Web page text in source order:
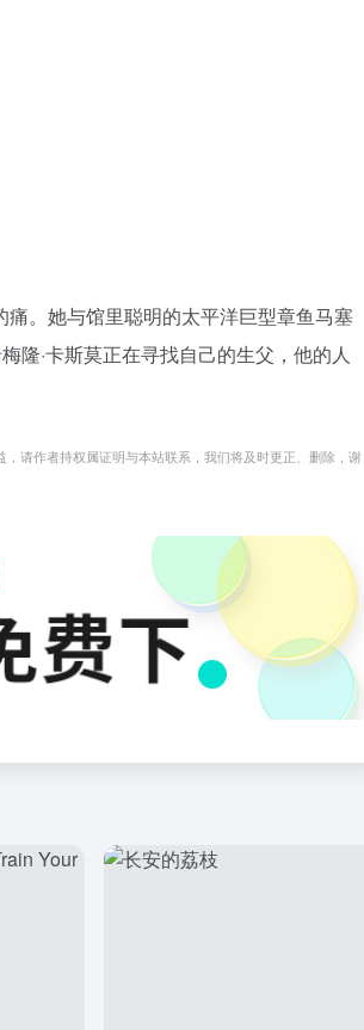
。她与馆里聪明的太平洋巨型章鱼马塞
隆·卡斯莫正在寻找自己的生父，他的人
请作者持权属证明与本站联系，我们将及时更正、删除，谢